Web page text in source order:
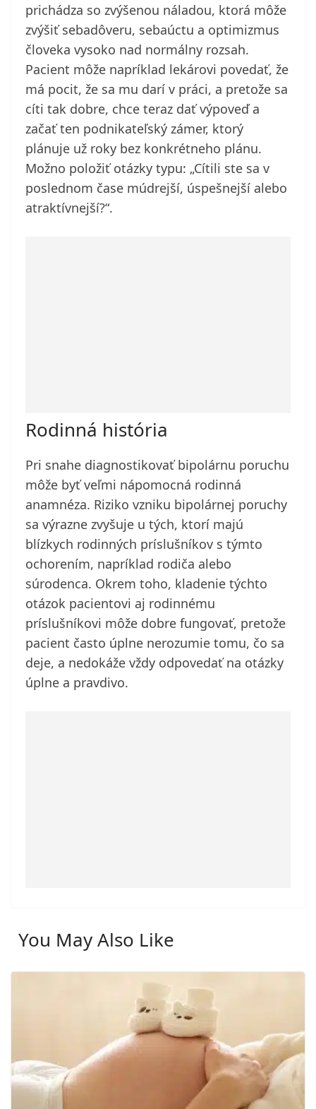
prichádza so zvýšenou náladou, ktorá môže
zvýšiť sebadôveru, sebaúctu a optimizmus
človeka vysoko nad normálny rozsah.
Pacient môže napríklad lekárovi povedať, že
má pocit, že sa mu darí v práci, a pretože sa
cíti tak dobre, chce teraz dať výpoveď a
začať ten podnikateľský zámer, ktorý
plánuje už roky bez konkrétneho plánu.
Možno položiť otázky typu: „Cítili ste sa v
poslednom čase múdrejší, úspešnejší alebo
atraktívnejší?“.
Rodinná história
Pri snahe diagnostikovať bipolárnu poruchu
môže byť veľmi nápomocná rodinná
anamnéza. Riziko vzniku bipolárnej poruchy
sa výrazne zvyšuje u tých, ktorí majú
blízkych rodinných príslušníkov s týmto
ochorením, napríklad rodiča alebo
súrodenca. Okrem toho, kladenie týchto
otázok pacientovi aj rodinnému
príslušníkovi môže dobre fungovať, pretože
pacient často úplne nerozumie tomu, čo sa
deje, a nedokáže vždy odpovedať na otázky
úplne a pravdivo.
You May Also Like